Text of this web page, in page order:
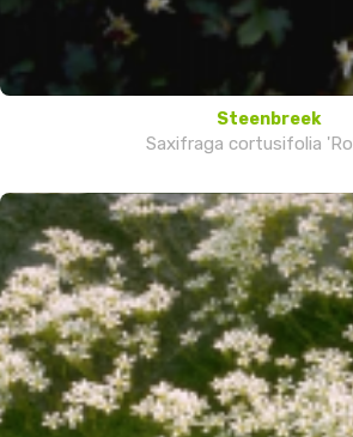
Steenbreek
Saxifraga cortusifolia